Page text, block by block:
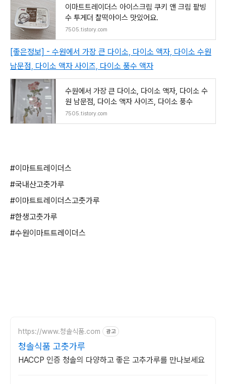
이마트트레이더스 아이스크림 쿠키 앤 크림 팥빙
수 투게더 찰떡아이스 맛있어요.
7505.tistory.com
[좋은정보] - 수원에서 가장 큰 다이소, 다이소 액자, 다이소 수원
남문점, 다이소 액자 사이즈, 다이소 풍수 액자
수원에서 가장 큰 다이소, 다이소 액자, 다이소 수
원 남문점, 다이소 액자 사이즈, 다이소 풍수
7505.tistory.com
#이마트트레이더스
#국내산고춧가루
#이마트트레이더스고춧가루
#한생고춧가루
#수원이마트트레이더스
https://www.청솔식품.com 광고
청솔식품 고춧가루
HACCP 인증 청솔의 다양하고 좋은 고추가루를 만나보세요